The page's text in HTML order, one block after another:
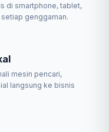
di smartphone, tablet,
genggaman.
mesin pencari,
langsung ke bisnis